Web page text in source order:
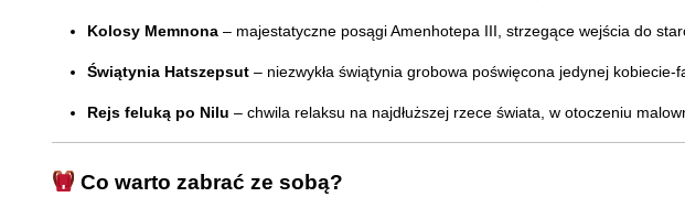
Kolosy Memnona – majestatyczne posągi Amenhotepa III, strzegące wejścia do
Świątynia Hatszepsut – niezwykła świątynia grobowa poświęcona jedynej kobiecie-
Rejs feluką po Nilu – chwila relaksu na najdłuższej rzece świata, w otoczeniu
Co warto zabrać ze sobą?